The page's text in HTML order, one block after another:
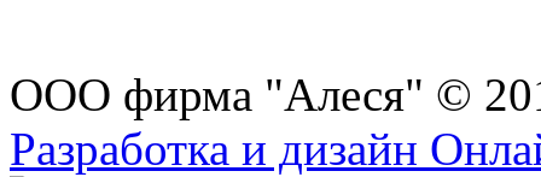
ООО фирма "Алеся" ©
Разработка и дизайн